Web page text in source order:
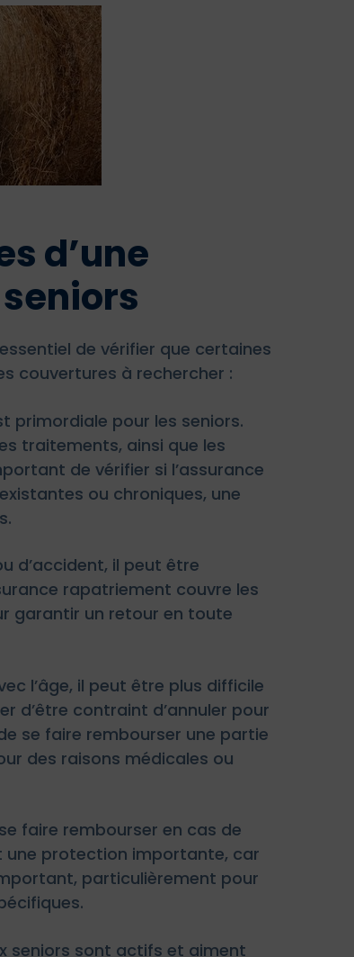
d’une
de vérifier que certaines
couvertures à rechercher :
primordiale pour les seniors.
traitements, ainsi que les
de vérifier si l’assurance
ou chroniques, une
d’accident, il peut être
rapatriement couvre les
garantir un retour en toute
l’âge, il peut être plus difficile
d’être contraint d’annuler pour
se faire rembourser une partie
des raisons médicales ou
faire rembourser en cas de
une protection importante, car
particulièrement pour
seniors sont actifs et aiment